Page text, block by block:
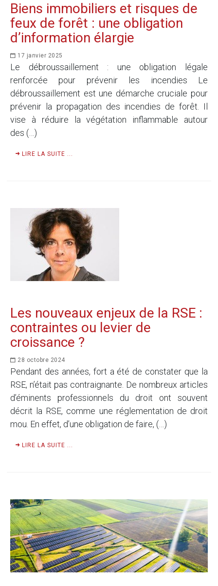
Biens immobiliers et risques de
feux de forêt : une obligation
d’information élargie
17 janvier 2025
Le débroussaillement : une obligation légale
renforcée pour prévenir les incendies Le
débroussaillement est une démarche cruciale pour
prévenir la propagation des incendies de forêt. Il
vise à réduire la végétation inflammable autour
des (…)
LIRE LA SUITE ...
Les nouveaux enjeux de la RSE :
contraintes ou levier de
croissance ?
28 octobre 2024
Pendant des années, fort a été de constater que la
RSE, n’était pas contraignante. De nombreux articles
d’éminents professionnels du droit ont souvent
décrit la RSE, comme une réglementation de droit
mou. En effet, d’une obligation de faire, (…)
LIRE LA SUITE ...